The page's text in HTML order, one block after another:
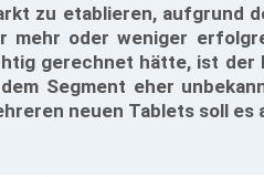
zu etablieren, aufgrund
mehr oder weniger
gerechnet hätte, ist der
Segment eher
neuen Tablets soll es